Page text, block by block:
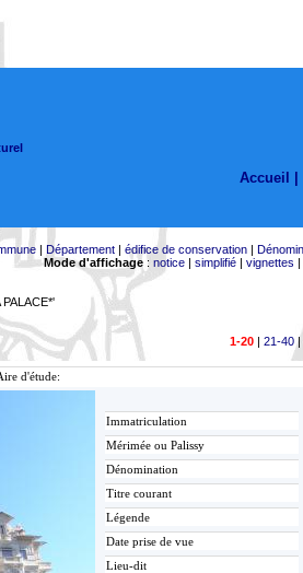
Accueil |
| Département| édifice de conservation|
Mode d'affichage: notice| simplifié| vignettes |
1-20 | 21-40 |
d'étude:
Immatriculation
Mérimée ou Palissy
Dénomination
Titre courant
Légende
Date prise de vue
Lieu-dit